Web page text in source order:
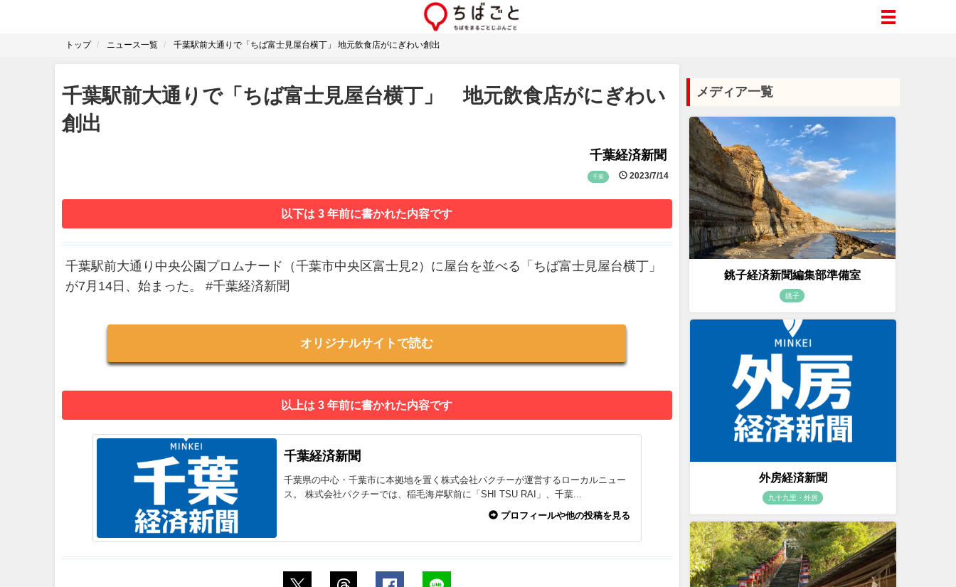
トップ ニュース一覧 千葉駅前大通りで「ちば富士見屋台横丁」 地元飲食店がにぎわい創出
千葉駅前大通りで「ちば富士見屋台横丁」 地元飲食店がにぎわい
創出
千葉経済新聞
千葉 2023/7/14
以下は 3 年前に書かれた内容です
千葉駅前大通り中央公園プロムナード（千葉市中央区富士見2）に屋台を並べる「ちば富士見屋台横丁」
が7月14日、始まった。 #千葉経済新聞
オリジナルサイトで読む
以上は 3 年前に書かれた内容です
千葉経済新聞
千葉県の中心・千葉市に本拠地を置く株式会社パクチーが運営するローカルニュー
ス。 株式会社パクチーでは、稲毛海岸駅前に「SHI TSU RAI」、千葉...
プロフィールや他の投稿を見る
メディア一覧
銚子経済新聞編集部準備室
銚子
外房経済新聞
九十九里・外房